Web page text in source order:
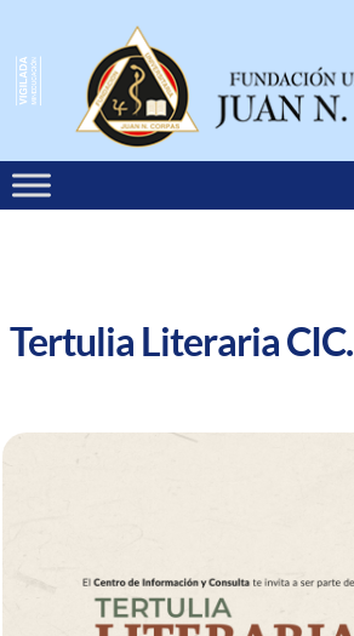
Tertulia Literaria CIC.